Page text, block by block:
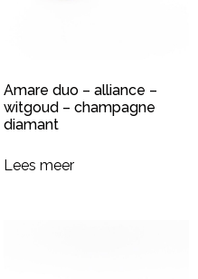
Amare duo – alliance –
witgoud – champagne
diamant
Lees meer